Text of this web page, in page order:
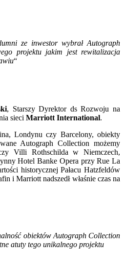
ze inwestor wybrał Autograph
projektu jakim jest rewitalizacja
“
, Starszy Dyrektor ds Rozwoju na
sieci Marriott International.
Londynu czy Barcelony, obiekty
Autograph Collection możemy
Villi Rothschilda w Niemczech,
Hotel Banke Opera przy Rue La
historycznej Pałacu Hatzfeldów
i Marriott nadszedł właśnie czas na
obiektów Autograph Collection
atuty tego unikalnego projektu